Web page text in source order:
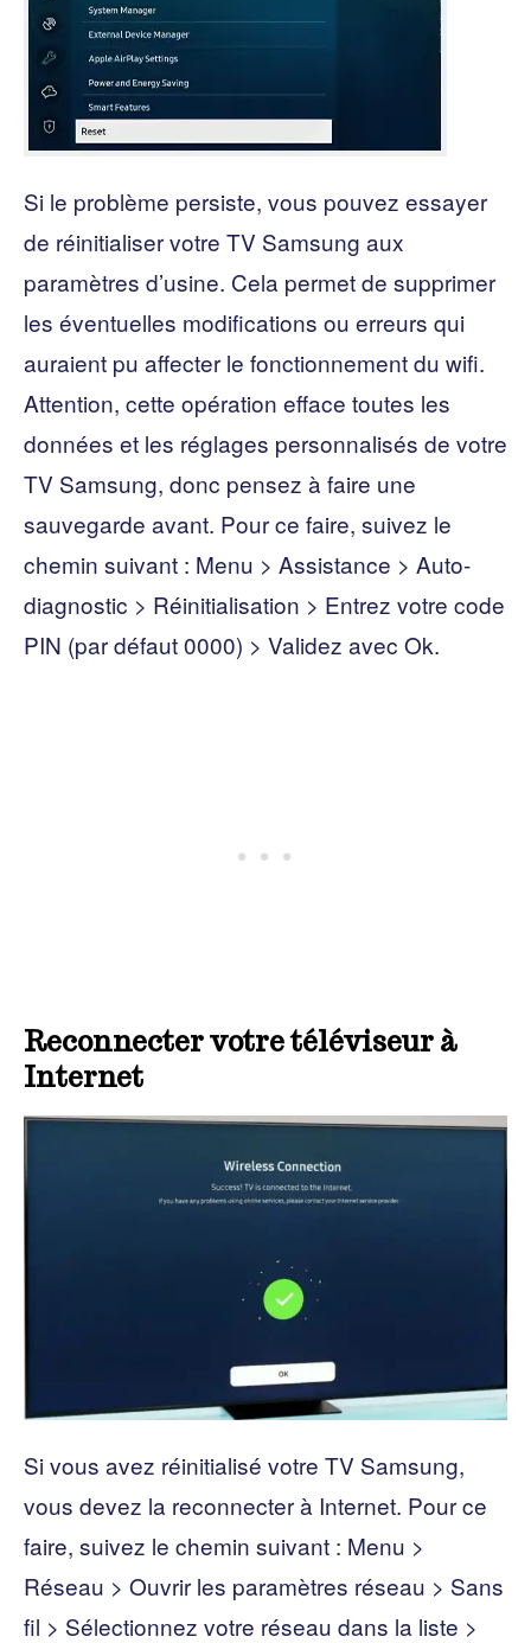
Si le problème persiste, vous pouvez essayer
de réinitialiser votre TV Samsung aux
paramètres d’usine. Cela permet de supprimer
les éventuelles modifications ou erreurs qui
auraient pu affecter le fonctionnement du wifi.
Attention, cette opération efface toutes les
données et les réglages personnalisés de votre
TV Samsung, donc pensez à faire une
sauvegarde avant. Pour ce faire, suivez le
chemin suivant : Menu > Assistance > Auto-
diagnostic > Réinitialisation > Entrez votre code
PIN (par défaut 0000) > Validez avec Ok.
Reconnecter votre téléviseur à
Internet
Si vous avez réinitialisé votre TV Samsung,
vous devez la reconnecter à Internet. Pour ce
faire, suivez le chemin suivant : Menu >
Réseau > Ouvrir les paramètres réseau > Sans
fil > Sélectionnez votre réseau dans la liste >